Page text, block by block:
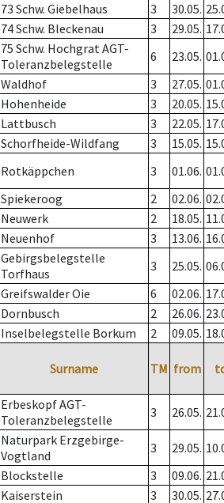
73 Schw. Giebelhaus 3 30.05.
74 Schw. Bleckenau 3 29.05.
75 Schw. Hochgrat AGT-
Toleranzbelegstelle
6 23.05.
Waldhof 3 27.05.
Hohenheide 3 20.05.
Lattbusch 3 22.05.
Schorfheide-Wildfang 3 15.05.
Rotkäppchen 3 01.06.
Spiekeroog 2 02.06.
Neuwerk 2 18.05.
Neuenhof 3 13.06.
Gebirgsbelegstelle
Torfhaus
3 25.05.
Greifswalder Oie 6 02.06.
Dornbusch 2 26.06.
Inselbelegstelle Borkum 2 09.05.
Surname TM from
Erbeskopf AGT-
Toleranzbelegstelle
3 26.05.
Naturpark Erzgebirge-
Vogtland
3 29.05.
Blockstelle 3 09.06.
Kaiserstein 3 30.05.